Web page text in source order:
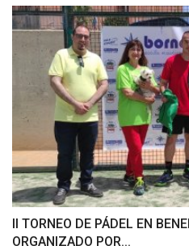
II TORNEO DE PÁDEL EN
ORGANIZADO POR...